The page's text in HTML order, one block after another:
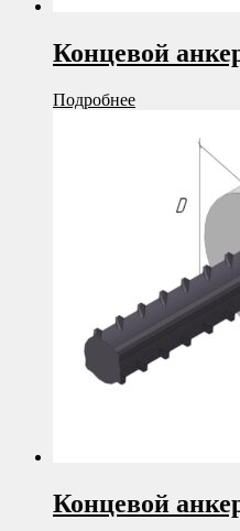
Концевой
Подробнее
Концевой